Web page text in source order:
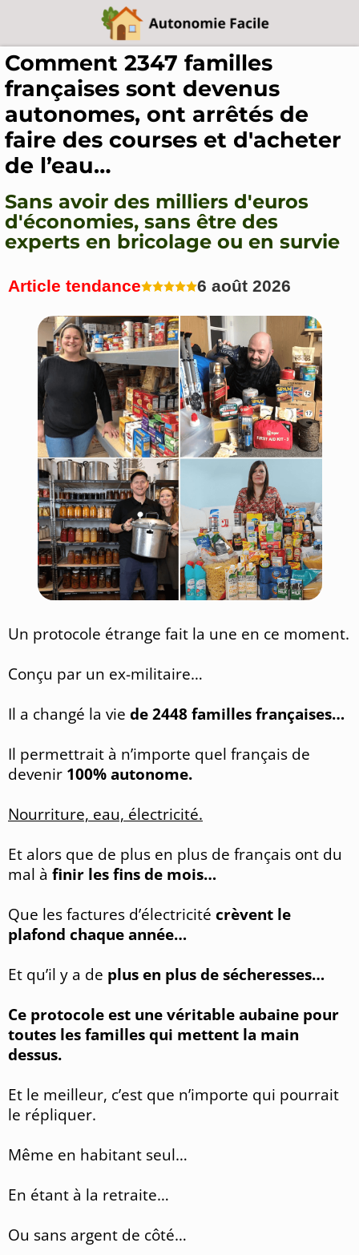
Comment 2347 familles
françaises sont devenus
autonomes, ont arrêtés de
faire des courses et d'acheter
de l’eau…
Sans avoir des milliers d'euros
d'économies, sans être des
experts en bricolage ou en survie
Article tendance 6 août 2026
Un protocole étrange fait la une en ce moment.
Conçu par un ex-militaire…
Il a changé la vie de 2448 familles françaises…
Il permettrait à n’importe quel français de
devenir 100% autonome.
Nourriture, eau, électricité.
Et alors que de plus en plus de français ont du
mal à finir les fins de mois…
Que les factures d’électricité crèvent le
plafond chaque année…
Et qu’il y a de plus en plus de sécheresses…
Ce protocole est une véritable aubaine pour
toutes les familles qui mettent la main
dessus.
Et le meilleur, c’est que n’importe qui pourrait
le répliquer.
Même en habitant seul…
En étant à la retraite…
Ou sans argent de côté…